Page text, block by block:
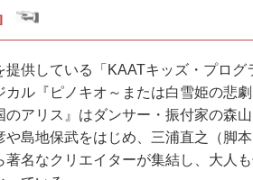
供している「KAATキッズ・プログ
ル『ピノキオ～または白雪姫の悲
アリス』はダンサー・振付家の森
島地保武をはじめ、三浦直之（脚
著名なクリエイターが集結し、大人